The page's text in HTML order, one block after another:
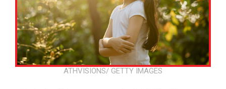
ATHVISIONS/ GETTY IMAGES